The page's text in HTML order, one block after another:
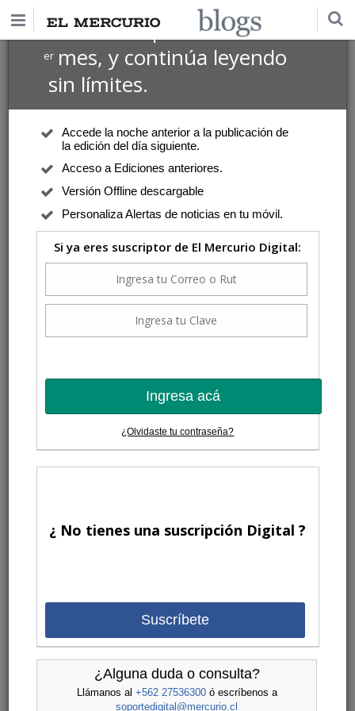
Suscríbete por $1 USD
ermes, y continúa leyendo
sin límites.
Accede la noche anterior a la publicación de
la edición del día siguiente.
Acceso a Ediciones anteriores.
Versión Offline descargable
Personaliza Alertas de noticias en tu móvil.
Si ya eres suscriptor de El Mercurio Digital:
Ingresa acá
¿Olvidaste tu contraseña?
¿ No tienes una suscripción Digital ?
Suscríbete
¿Alguna duda o consulta?
Llámanos al +562 27536300ó escríbenos a
soportedigital@mercurio.cl